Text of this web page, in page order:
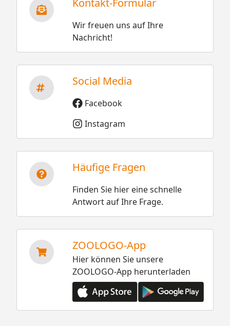
Kontakt-Formular
Wir freuen uns auf Ihre
Nachricht!
Social Media
Facebook
Instagram
Häufige Fragen
Finden Sie hier eine schnelle
Antwort auf Ihre Frage.
ZOOLOGO-App
Hier können Sie unsere
ZOOLOGO-App herunterladen